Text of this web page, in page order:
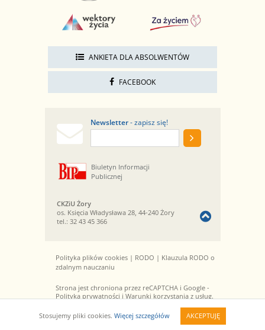
ANKIETA DLA ABSOLWENTÓW
FACEBOOK
Newsletter- zapisz się!
Biuletyn Informacji
Publicznej
CKZiU Żory
os. Księcia Władysława 28, 44-240 Żory
tel.: 32 43 45 366
Polityka plików cookies | RODO | Klauzula RODO o
zdalnym nauczaniu
Strona jest chroniona przez reCAPTCHA i Google -
Polityka prywatności i Warunki korzystania z usług.
zastrzeżone. Realizacja: qbic studio
Stosujemy pliki cookies. Więcej szczegółów AKCEPTUJĘ